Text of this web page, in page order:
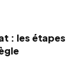
: les étapes